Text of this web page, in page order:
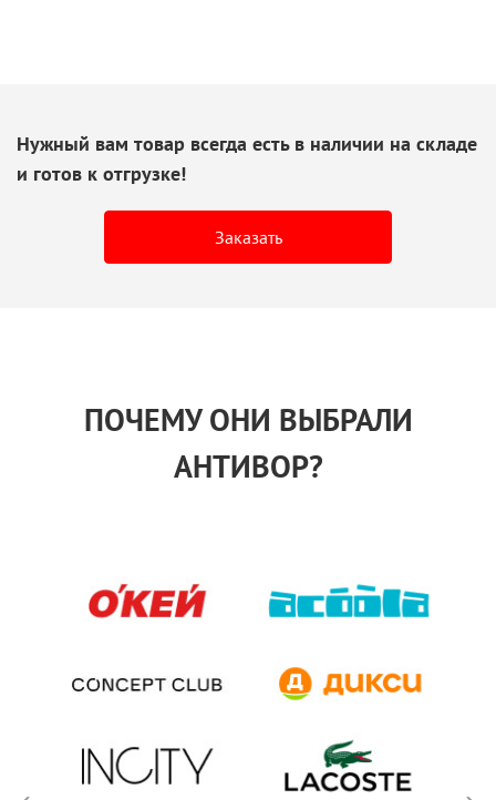
Нужный вам товар всегда есть в наличии на складе
и готов к отгрузке!
Заказать
ПОЧЕМУ ОНИ ВЫБРАЛИ
АНТИВОР?